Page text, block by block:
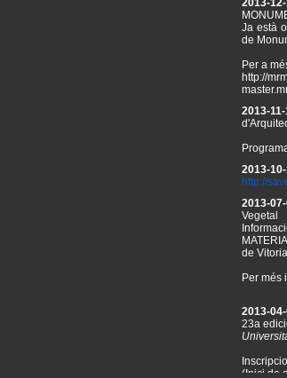
Ja està
de
Per a
http://
http://
Vegetal
de
Per
23a
(Inici de